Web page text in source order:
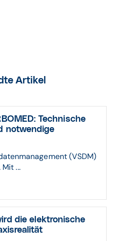
Artikel
Technische
notwendige
(VSDM)
...
die elektronische